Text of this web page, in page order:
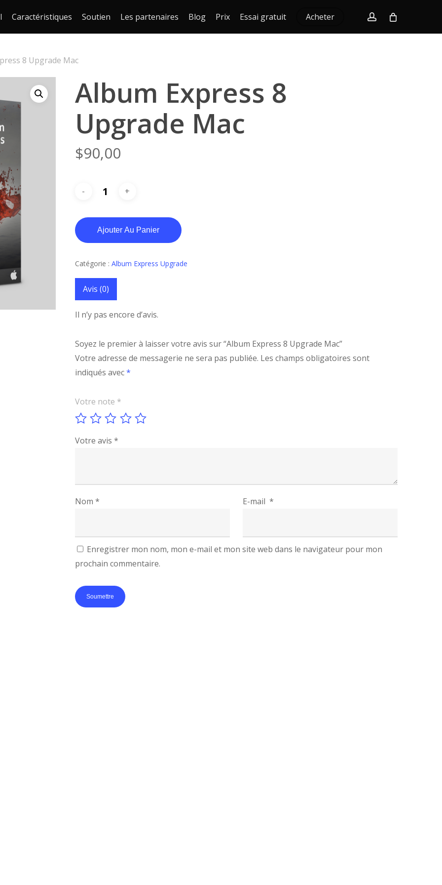
Caractéristiques Soutien Les partenaires Blog Prix Essai gratuit Acheter account
8 Upgrade Mac
Album Express 8
Upgrade Mac
$90,00
Ajouter Au Panier
Catégorie : Album Express Upgrade
Avis (0)
Il n’y pas encore d’avis.
Soyez le premier à laisser votre avis sur “Album Express 8 Upgrade Mac”
Votre adresse de messagerie ne sera pas publiée. Les champs obligatoires sont
indiqués avec*
Votre note *
Votre avis *
Nom * E-mail *
Enregistrer mon nom, mon e-mail et mon site web dans le navigateur pour mon
prochain commentaire.